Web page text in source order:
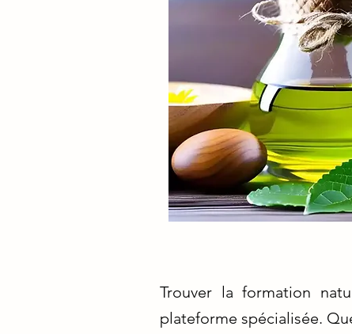
Trouver la formation
plateforme spécialisée.